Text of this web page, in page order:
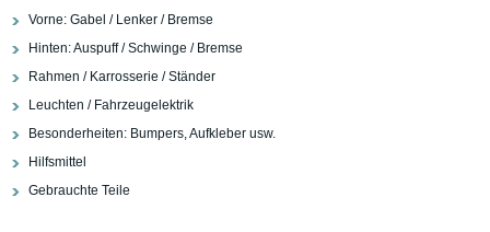
Vorne: Gabel / Lenker / Bremse
Hinten: Auspuff / Schwinge / Bremse
Rahmen / Karrosserie / Ständer
Leuchten / Fahrzeugelektrik
Besonderheiten: Bumpers, Aufkleber usw.
Hilfsmittel
Gebrauchte Teile